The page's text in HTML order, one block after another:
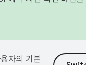
자의 기본